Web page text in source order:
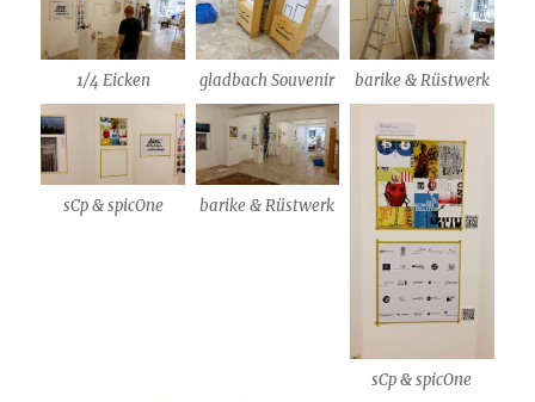
1/4 Eicken gladbach Souvenir barike & Rüstwerk
sCp & spicOne barike & Rüstwerk
sCp & spicOne